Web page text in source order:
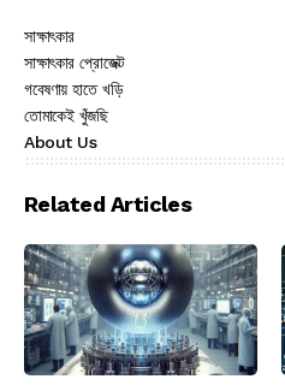
সাক্ষাৎকার
সাক্ষাৎকার প্রোজেক্ট
গবেষণায় হাতে খড়ি
তোমাকেই খুঁজছি
About Us
Related Articles